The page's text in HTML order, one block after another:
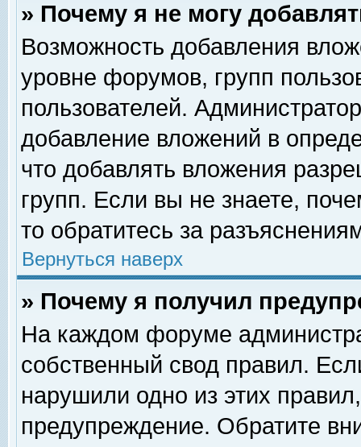
» Почему я не могу
Возможность добавления
уровне форумов, групп
пользователей.
добавление вложений в
что добавлять вложения
групп. Если вы не знаете,
то обратитесь за
Вернуться наверх
» Почему я получил
На каждом форуме
собственный свод правил.
нарушили одно из этих
предупреждение. Обратите